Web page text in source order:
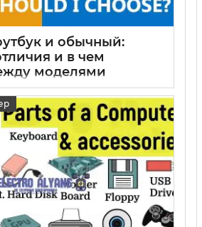
и обычный:
и в чем
моделями